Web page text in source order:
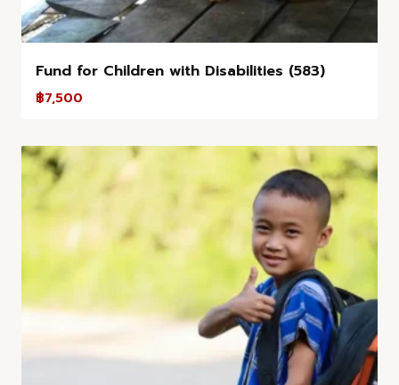
Fund for Children with Disabilities (583)
฿7,500